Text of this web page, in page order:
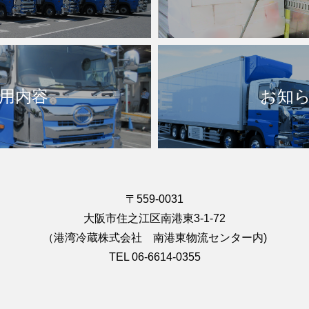
内容 お知
〒559-0031
大阪市住之江区南港東3-1-72
（港湾冷蔵株式会社 南港東物流センター内)
TEL 06-6614-0355